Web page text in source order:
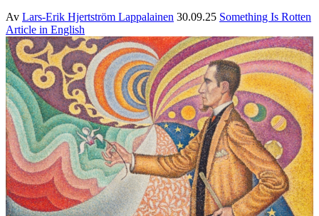
Av Lars-Erik Hjertström Lappalainen 30.09.25 Something Is Rotten
Article in English